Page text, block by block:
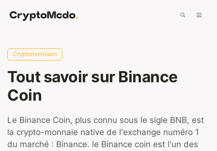
Cryptomonnaies
Tout savoir sur Binance
Coin
Le Binance Coin, plus connu sous le sigle BNB, est
la crypto-monnaie native de l'exchange numéro 1
du marché : Binance. le Binance coin est l'un des